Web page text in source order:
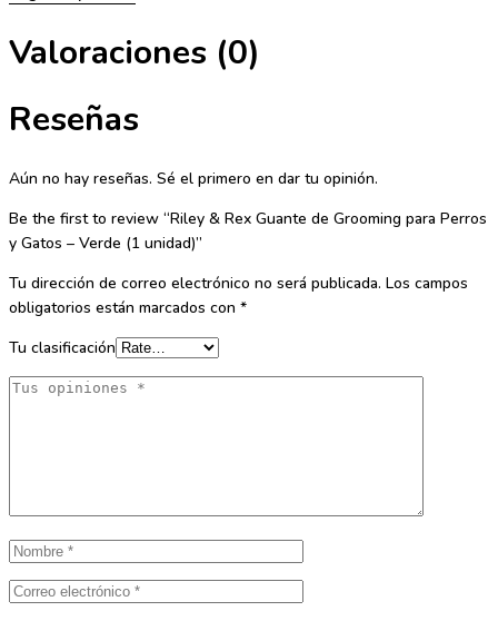
Valoraciones (0)
Reseñas
Aún no hay reseñas. Sé el primero en dar tu opinión.
Be the first to review “Riley & Rex Guante de Grooming para Perros
y Gatos – Verde (1 unidad)”
Tu dirección de correo electrónico no será publicada. Los campos
obligatorios están marcados con *
Tu clasificación